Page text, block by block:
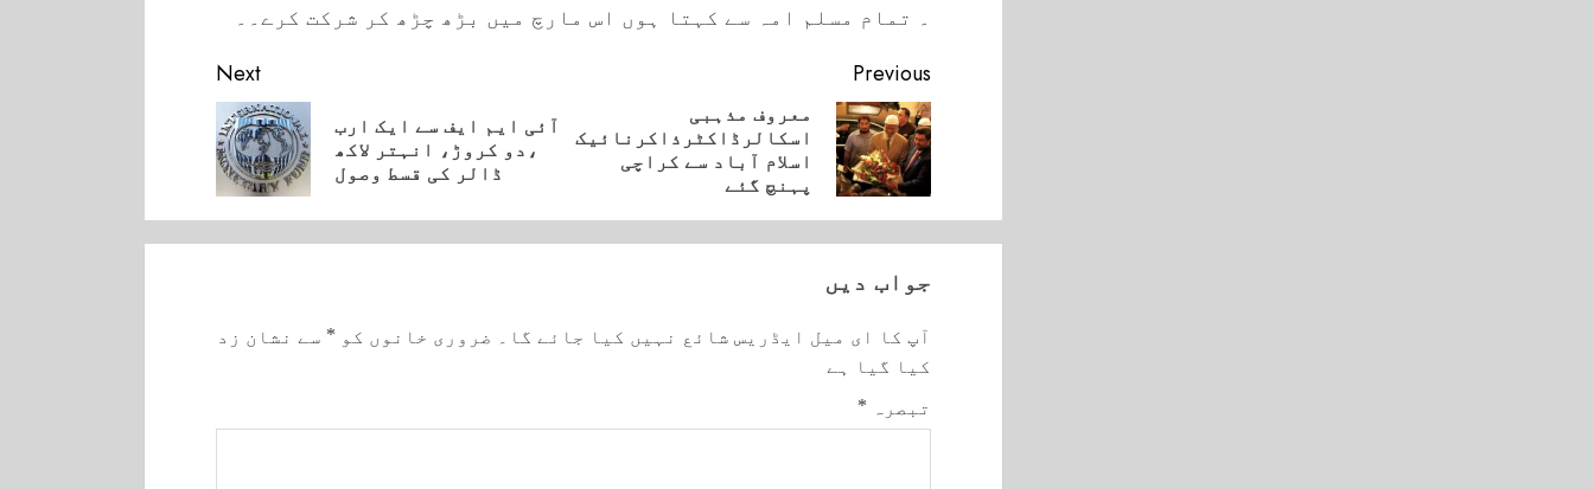
۔ تمام مسلم امہ سے کہتا ہوں اس مارچ میں بڑھ چڑھ کر شرکت کرے۔۔
Continue
Reading
Previous
Previous
معروف مذہبی
اسکالرڈاکٹرذاکرنائیک
اسلام آباد سے کراچی
پہنچ گئے
Next
Next
آئی ایم ایف سے ایک ارب
،دو کروڑ، انہتر لاکھ
ڈالر کی قسط وصول
جواب دیں
آپ کا ای میل ایڈریس شائع نہیں کیا جائے گا۔ ضروری خانوں کو * سے نشان زد
کیا گیا ہے
تبصرہ *